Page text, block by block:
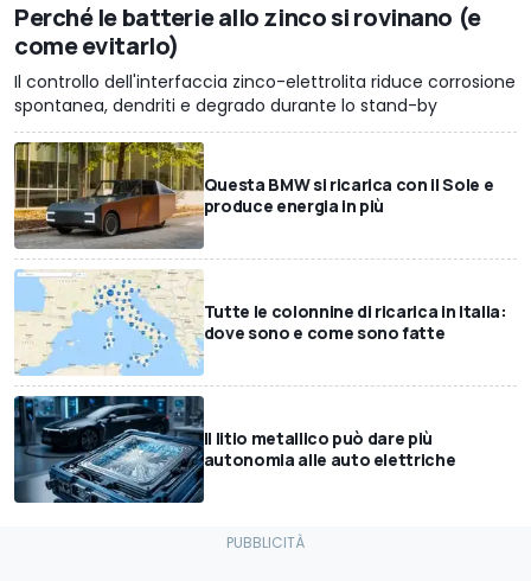
Perché le batterie allo zinco si rovinano (e
come evitarlo)
Il controllo dell'interfaccia zinco-elettrolita riduce corrosione
spontanea, dendriti e degrado durante lo stand-by
Questa BMW si ricarica con il Sole e
produce energia in più
Tutte le colonnine di ricarica in Italia:
dove sono e come sono fatte
Il litio metallico può dare più
autonomia alle auto elettriche